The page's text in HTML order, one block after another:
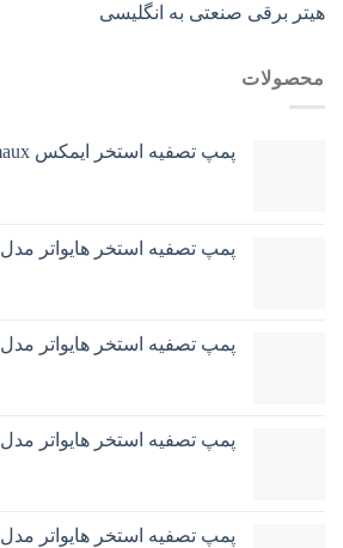
هیتر برقی صنعتی به انگلیسی
محصولات
پمپ تصفیه استخر ایمکس Emaux مدل SPH100
پمپ تصفیه استخر هایواتر مدل HW2200
پمپ تصفیه استخر هایواتر مدل HW1600
پمپ تصفیه استخر هایواتر مدل HW1500
پمپ تصفیه استخر هایواتر مدل HW1000